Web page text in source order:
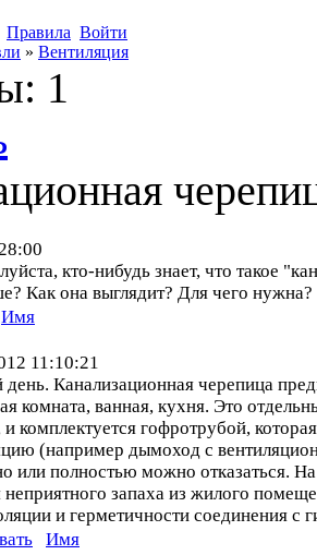
Правила Войти
» Вентиляция
1
кто-нибудь знает, что такое
Как она выглядит? Для чего нужна?
Имя
11:10:21
Канализационная черепица
комната, ванная, кухня. Это
комплектуется гофротрубой,
(например дымоход с
или полностью можно отказаться.
неприятного запаха из жилого
и герметичности соединения с
Имя